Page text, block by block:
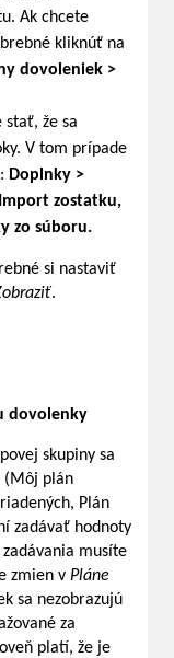
Ak chcete
kliknúť na
dovoleniek >
stať, že sa
V tom prípade
Doplnky >
zostatku,
zo súboru.
si nastaviť
.
dovolenky
skupiny sa
(Môj plán
Plán
zadávať hodnoty
musíte
zmien v Pláne
sa nezobrazujú
za
platí, že je